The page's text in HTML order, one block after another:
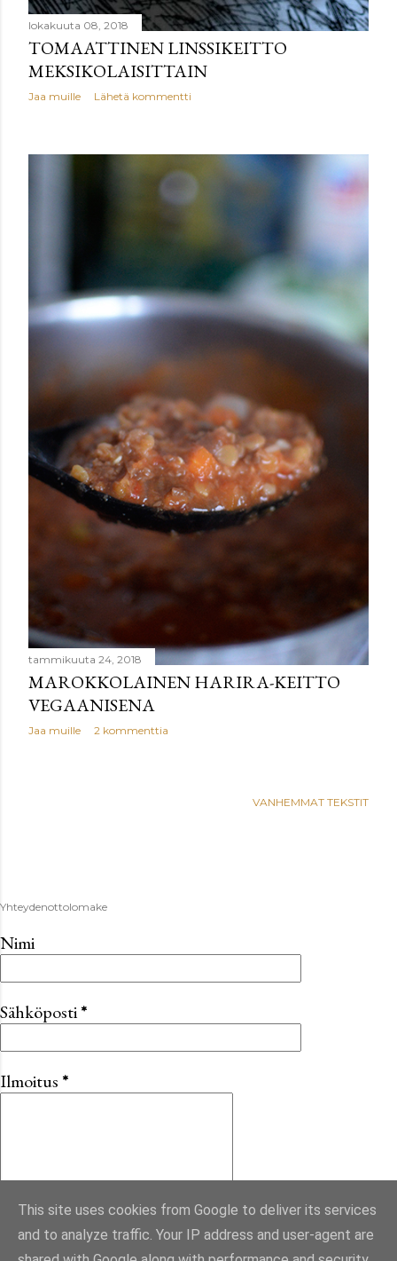
lokakuuta 08, 2018
TOMAATTINEN LINSSIKEITTO
MEKSIKOLAISITTAIN
Jaa muille Lähetä kommentti
tammikuuta 24, 2018
MAROKKOLAINEN HARIRA-KEITTO
VEGAANISENA
Jaa muille 2 kommenttia
VANHEMMAT TEKSTIT
Yhteydenottolomake
Nimi
Sähköposti*
Ilmoitus *
This site uses cookies from Google to deliver its services
and to analyze traffic. Your IP address and user-agent are